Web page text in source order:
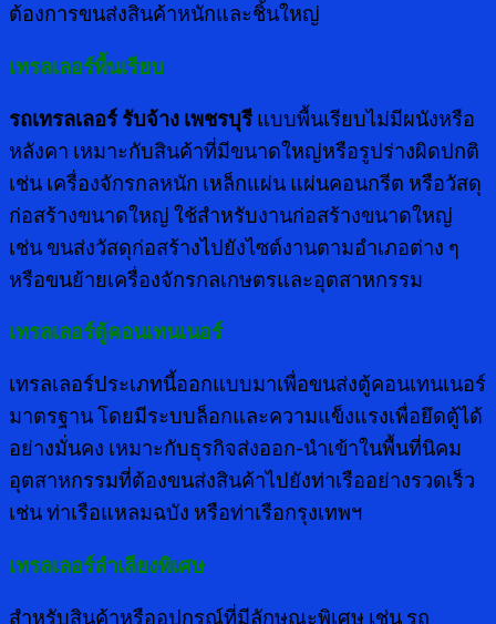
ต้องการขนส่งสินค้าหนักและชิ้นใหญ่
เทรลเลอร์พื้นเรียบ
รถเทรลเลอร์ รับจ้าง เพชรบุรี แบบพื้นเรียบไม่มีผนังหรือ
หลังคา เหมาะกับสินค้าที่มีขนาดใหญ่หรือรูปร่างผิดปกติ
เช่น เครื่องจักรกลหนัก เหล็กแผ่น แผ่นคอนกรีต หรือวัสดุ
ก่อสร้างขนาดใหญ่ ใช้สำหรับงานก่อสร้างขนาดใหญ่
เช่น ขนส่งวัสดุก่อสร้างไปยังไซต์งานตามอำเภอต่าง ๆ
หรือขนย้ายเครื่องจักรกลเกษตรและอุตสาหกรรม
เทรลเลอร์ตู้คอนเทนเนอร์
เทรลเลอร์ประเภทนี้ออกแบบมาเพื่อขนส่งตู้คอนเทนเนอร์
มาตรฐาน โดยมีระบบล็อกและความแข็งแรงเพื่อยึดตู้ได้
อย่างมั่นคง เหมาะกับธุรกิจส่งออก-นำเข้าในพื้นที่นิคม
อุตสาหกรรมที่ต้องขนส่งสินค้าไปยังท่าเรืออย่างรวดเร็ว
เช่น ท่าเรือแหลมฉบัง หรือท่าเรือกรุงเทพฯ
เทรลเลอร์ลำเลียงพิเศษ
สำหรับสินค้าหรืออุปกรณ์ที่มีลักษณะพิเศษ เช่น รถ